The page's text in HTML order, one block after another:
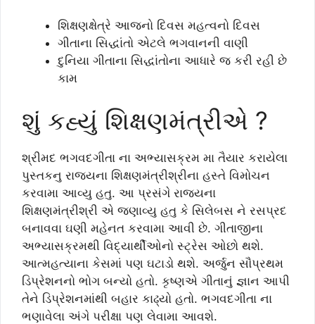
શિક્ષણક્ષેત્રે આજનો દિવસ મહત્વનો દિવસ
ગીતાના સિદ્ધાંતો એટલે ભગવાનની વાણી
દુનિયા ગીતાના સિદ્ધાંતોના આધારે જ કરી રહી છે
કામ
શું કહ્યું શિક્ષણમંત્રીએ ?
શ્રીમદ ભગવદગીતા ના અભ્યાસક્રમ મા તૈયાર કરાયેલા
પુસ્તકનુ રાજયના શિક્ષણમંત્રીશ્રીના હસ્તે વિમોચન
કરવામા આવ્યુ હતુ. આ પ્રસંગે રાજ્યના
શિક્ષણમંત્રીશ્રી એ જણાવ્યુ હતુ કે સિલેબસ ને રસપ્રદ
બનાવવા ઘણી મહેનત કરવામા આવી છે. ગીતાજીના
અભ્યાસક્રમથી વિદ્યાર્થીઓનો સ્ટ્રેસ ઓછો થશે.
આત્મહત્યાના કેસમાં પણ ઘટાડો થશે. અર્જુન સૌપ્રથમ
ડિપ્રેશનનો ભોગ બન્યો હતો. કૃષ્ણએ ગીતાનું જ્ઞાન આપી
તેને ડિપ્રેશનમાંથી બહાર કાઢ્યો હતો. ભગવદગીતા ના
ભણાવેલા અંગે પરીક્ષા પણ લેવામા આવશે.